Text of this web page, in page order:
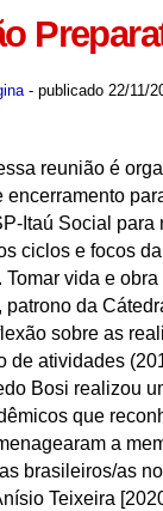
- publicado22/11/
reunião é
encerramento
Itaú Social para
ciclos e focos
vida e obra
patrono da
sobre as
de atividades
Bosi realizou
que
a
brasileiros/as
Teixeira